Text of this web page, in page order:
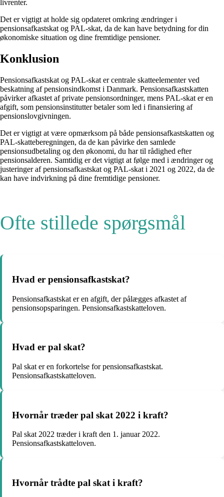
livrenter.
Det er vigtigt at holde sig opdateret omkring ændringer i
pensionsafkastskat og PAL-skat, da de kan have betydning for din
økonomiske situation og dine fremtidige pensioner.
Konklusion
Pensionsafkastskat og PAL-skat er centrale skatteelementer ved
beskatning af pensionsindkomst i Danmark. Pensionsafkastskatten
påvirker afkastet af private pensionsordninger, mens PAL-skat er en
afgift, som pensionsinstitutter betaler som led i finansiering af
pensionslovgivningen.
Det er vigtigt at være opmærksom på både pensionsafkastskatten og
PAL-skatteberegningen, da de kan påvirke den samlede
pensionsudbetaling og den økonomi, du har til rådighed efter
pensionsalderen. Samtidig er det vigtigt at følge med i ændringer og
justeringer af pensionsafkastskat og PAL-skat i 2021 og 2022, da de
kan have indvirkning på dine fremtidige pensioner.
Ofte stillede spørgsmål
Hvad er pensionsafkastskat?
Pensionsafkastskat er en afgift, der pålægges afkastet af
pensionsopsparingen. Pensionsafkastskatteloven.
Hvad er pal skat?
Pal skat er en forkortelse for pensionsafkastskat.
Pensionsafkastskatteloven.
Hvornår træder pal skat 2022 i kraft?
Pal skat 2022 træder i kraft den 1. januar 2022.
Pensionsafkastskatteloven.
Hvornår trådte pal skat i kraft?